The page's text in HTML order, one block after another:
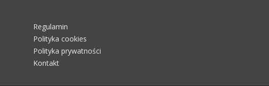
Regulamin
Polityka cookies
Polityka prywatności
Kontakt